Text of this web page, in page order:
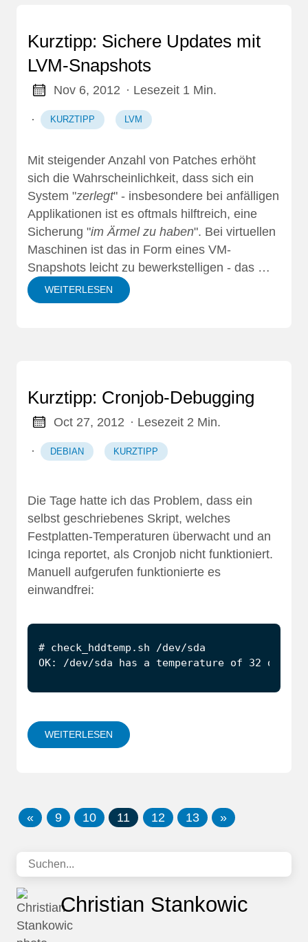
Kurztipp: Sichere Updates mit
LVM-Snapshots
Nov 6, 2012 · Lesezeit 1 Min.
· KURZTIPP LVM
Mit steigender Anzahl von Patches erhöht
sich die Wahrscheinlichkeit, dass sich ein
System "zerlegt" - insbesondere bei anfälligen
Applikationen ist es oftmals hilftreich, eine
Sicherung "im Ärmel zu haben". Bei virtuellen
Maschinen ist das in Form eines VM-
Snapshots leicht zu bewerkstelligen - das …
WEITERLESEN
Kurztipp: Cronjob-Debugging
Oct 27, 2012 · Lesezeit 2 Min.
· DEBIAN KURZTIPP
Die Tage hatte ich das Problem, dass ein
selbst geschriebenes Skript, welches
Festplatten-Temperaturen überwacht und an
Icinga reportet, als Cronjob nicht funktioniert.
Manuell aufgerufen funktionierte es
einwandfrei:
OK: /dev/sda has a temperature of 32
WEITERLESEN
« 9 10 11 12 13 »
Christian Stankowic